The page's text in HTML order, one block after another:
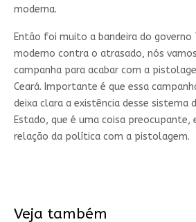
moderna.
Então foi muito a bandeira do governo
moderno contra o atrasado, nós
campanha para acabar com a
Ceará. Importante é que essa
deixa clara a existência desse sistema
Estado, que é uma coisa preocupante,
relação da política com a pistolagem.
Veja também